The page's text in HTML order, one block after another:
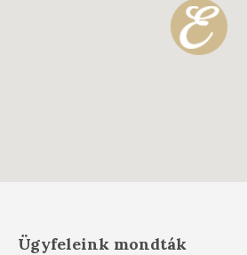
Ügyfeleink mondták